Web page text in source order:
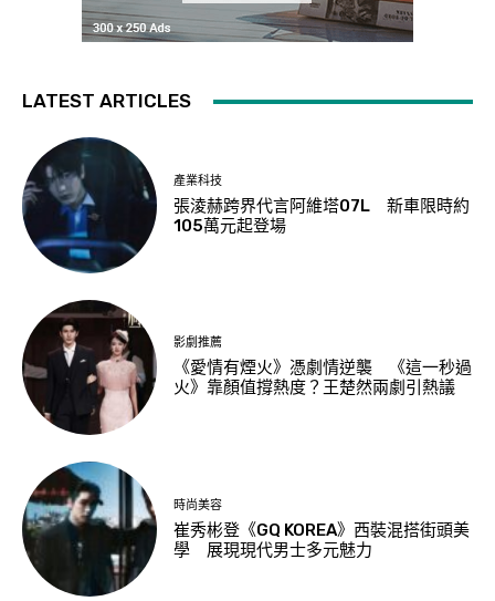
LATEST ARTICLES
產業科技
張淩赫跨界代言阿維塔07L 新車限時約
105萬元起登場
影劇推薦
《愛情有煙火》憑劇情逆襲 《這一秒過
火》靠顏值撐熱度？王楚然兩劇引熱議
時尚美容
崔秀彬登《GQ KOREA》西裝混搭街頭美
學 展現現代男士多元魅力